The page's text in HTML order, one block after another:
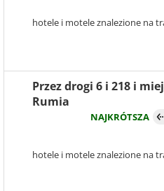
hotele i motele znalezione na
Przez drogi 6 i 218 i
Rumia
NAJKRÓTSZA
hotele i motele znalezione na